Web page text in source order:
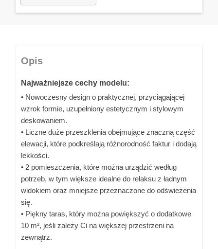
Opis
Najważniejsze cechy modelu:
• Nowoczesny design o praktycznej, przyciągającej
wzrok formie, uzupełniony estetycznym i stylowym
deskowaniem.
• Liczne duże przeszklenia obejmujące znaczną część
elewacji, które podkreślają różnorodność faktur i dodają
lekkości.
• 2 pomieszczenia, które można urządzić według
potrzeb, w tym większe idealne do relaksu z ładnym
widokiem oraz mniejsze przeznaczone do odświeżenia
się.
• Piękny taras, który można powiększyć o dodatkowe
10 m², jeśli zależy Ci na większej przestrzeni na
zewnątrz.